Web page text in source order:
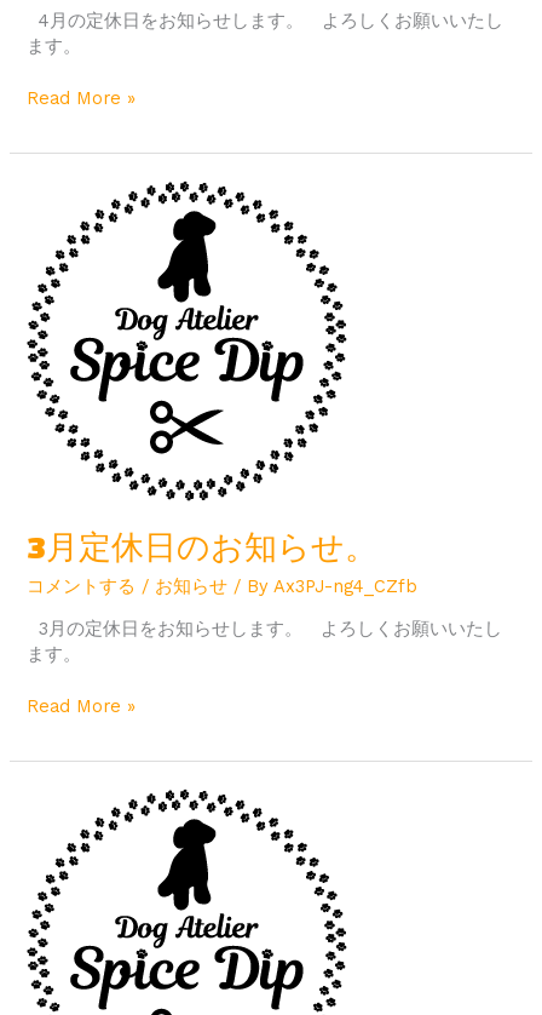
4月の定休日をお知らせします。 よろしくお願いいたし
ます。
Read More »
3月定休日のお知らせ。
コメントする / お知らせ / ByAx3PJ-ng4_CZfb
3月の定休日をお知らせします。 よろしくお願いいたし
ます。
日
の
お
知
ら
せ。
Read More »
日
の
お
知
ら